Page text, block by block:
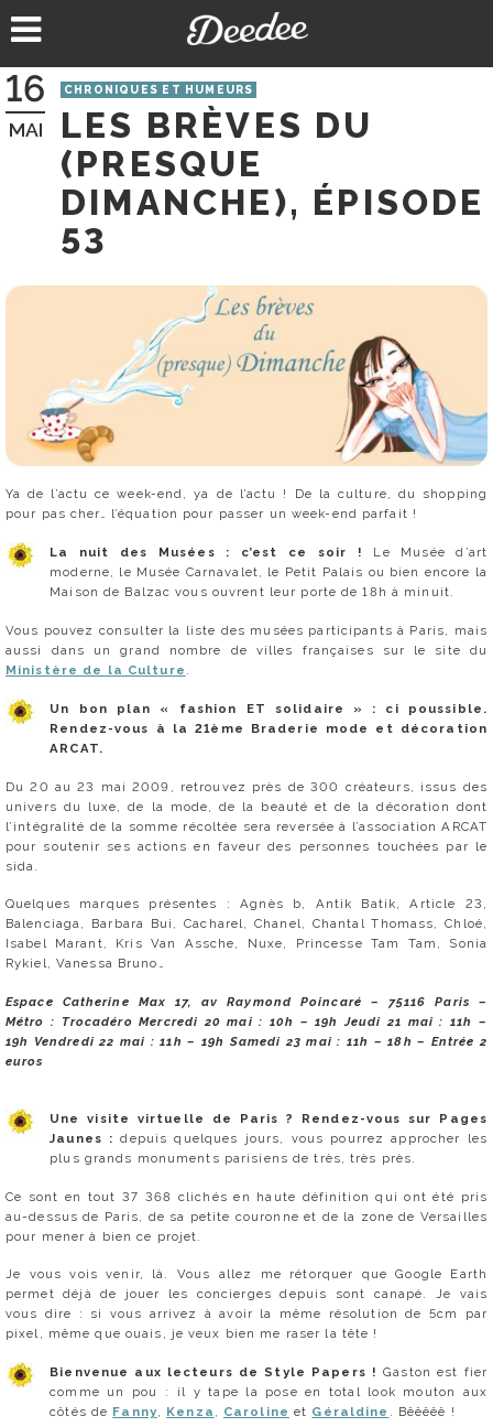
au
16
MAI
CHRONIQUES ET HUMEURS
LES BRÈVES DU
(PRESQUE
DIMANCHE), ÉPISODE
53
Ya de l’actu ce week-end, ya de l’actu ! De la culture, du shopping
pour pas cher… l’équation pour passer un week-end parfait !
La nuit des Musées : c’est ce soir !
Le Musée d’art
moderne, le Musée Carnavalet, le Petit Palais ou bien encore la
Maison de Balzac vous ouvrent leur porte de 18h à minuit.
Vous pouvez consulter la liste des musées participants à Paris, mais
aussi dans un grand nombre de villes françaises sur le site du
Ministère de la Culture .
Un bon plan « fashion ET solidaire » : ci poussible.
Rendez-vous à la 21ème Braderie mode et décoration
ARCAT.
Du 20 au 23 mai 2009, retrouvez près de 300 créateurs, issus des
univers du luxe, de la mode, de la beauté et de la décoration dont
l’intégralité de la somme récoltée sera reversée à l’association ARCAT
pour soutenir ses actions en faveur des personnes touchées par le
sida.
Quelques marques présentes : Agnès b, Antik Batik, Article 23,
Balenciaga, Barbara Bui, Cacharel, Chanel, Chantal Thomass, Chloé,
Isabel Marant, Kris Van Assche, Nuxe, Princesse Tam Tam, Sonia
Rykiel, Vanessa Bruno…
Espace Catherine Max 17, av Raymond Poincaré – 75116 Paris –
Métro : Trocadéro Mercredi 20 mai : 10h – 19h Jeudi 21 mai : 11h –
19h Vendredi 22 mai : 11h – 19h Samedi 23 mai : 11h – 18h – Entrée 2
euros
Une visite virtuelle de Paris ? Rendez-vous sur Pages
Jaunes : depuis quelques jours, vous pourrez approcher les
plus grands monuments parisiens de très, très près.
Ce sont en tout 37 368 clichés en haute définition qui ont été pris
au-dessus de Paris, de sa petite couronne et de la zone de Versailles
pour mener à bien ce projet.
Je vous vois venir, là. Vous allez me rétorquer que Google Earth
permet déjà de jouer les concierges depuis sont canapé. Je vais
vous dire : si vous arrivez à avoir la même résolution de 5cm par
pixel, même que ouais, je veux bien me raser la tête !
Bienvenue aux lecteurs de Style Papers ! Gaston est fier
comme un pou : il y tape la pose en total look mouton aux
côtés de Fanny, Kenza , Caroline et Géraldine . Bêêêêê !